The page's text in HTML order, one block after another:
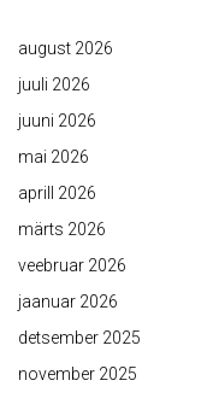
august 2026
juuli 2026
juuni 2026
mai 2026
aprill 2026
märts 2026
veebruar 2026
jaanuar 2026
detsember 2025
november 2025